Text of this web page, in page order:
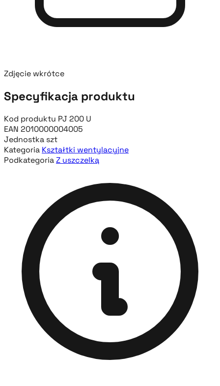
Zdjęcie wkrótce
Specyfikacja produktu
Kod produktu PJ 200 U
EAN 2010000004005
Jednostka szt
Kategoria Kształtki wentylacyjne
PodkategoriaZ uszczelką